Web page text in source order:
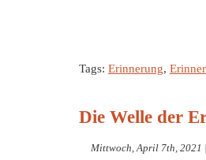
Tags: Erinnerung,
Die Welle der
Mittwoch, April 7th, 2021 |